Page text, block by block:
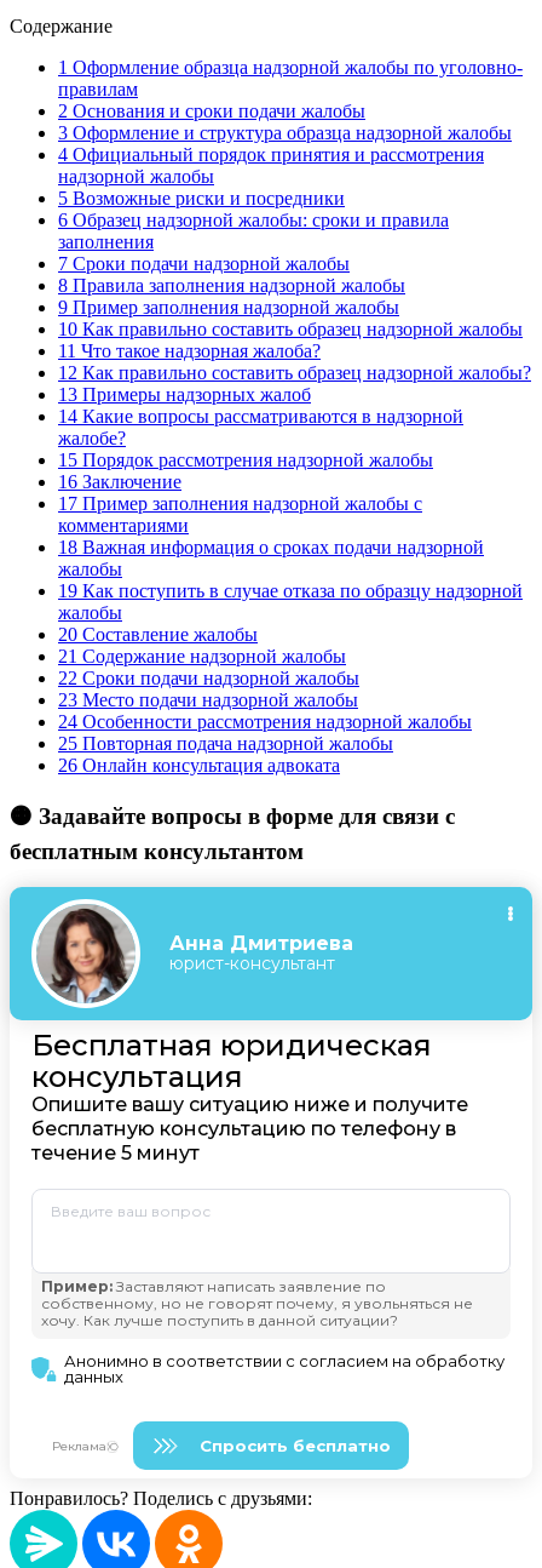
Содержание
1 Оформление образца надзорной жалобы по уголовно-
правилам
2 Основания и сроки подачи жалобы
3 Оформление и структура образца надзорной жалобы
4 Официальный порядок принятия и рассмотрения
надзорной жалобы
5 Возможные риски и посредники
6 Образец надзорной жалобы: сроки и правила
заполнения
7 Сроки подачи надзорной жалобы
8 Правила заполнения надзорной жалобы
9 Пример заполнения надзорной жалобы
10 Как правильно составить образец надзорной жалобы
11 Что такое надзорная жалоба?
12 Как правильно составить образец надзорной жалобы?
13 Примеры надзорных жалоб
14 Какие вопросы рассматриваются в надзорной
жалобе?
15 Порядок рассмотрения надзорной жалобы
16 Заключение
17 Пример заполнения надзорной жалобы с
комментариями
18 Важная информация о сроках подачи надзорной
жалобы
19 Как поступить в случае отказа по образцу надзорной
жалобы
20 Составление жалобы
21 Содержание надзорной жалобы
22 Сроки подачи надзорной жалобы
23 Место подачи надзорной жалобы
24 Особенности рассмотрения надзорной жалобы
25 Повторная подача надзорной жалобы
26 Онлайн консультация адвоката
🟠 Задавайте вопросы в форме для связи с
бесплатным консультантом
Понравилось? Поделись с друзьями: